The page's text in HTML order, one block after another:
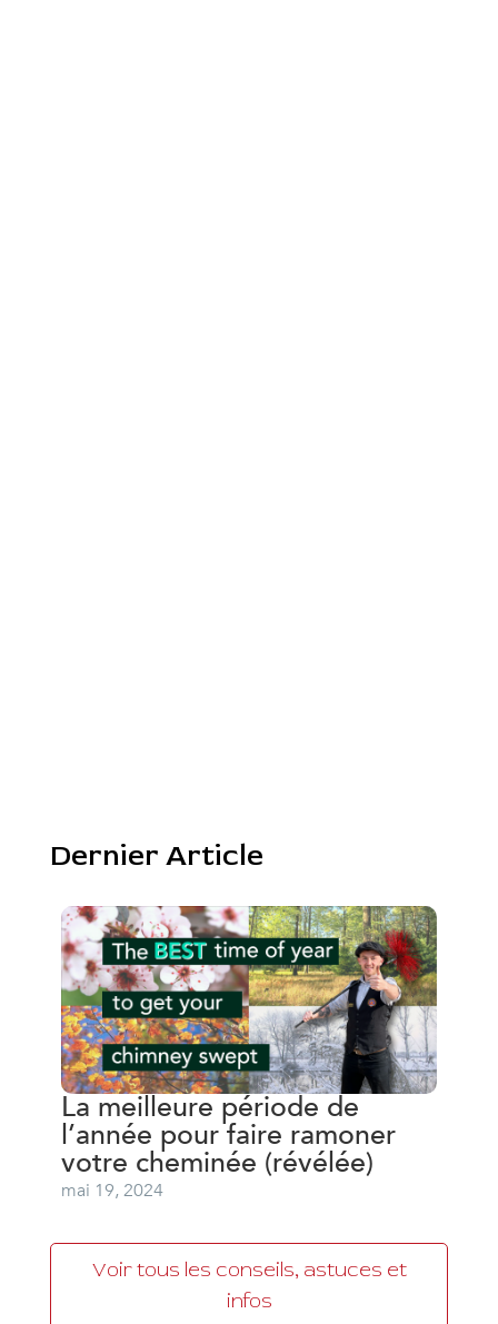
Dernier Article
La meilleure période de
l’année pour faire ramoner
votre cheminée (révélée)
mai 19, 2024
Voir tous les conseils, astuces et
infos